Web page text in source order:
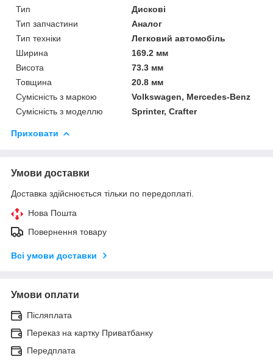
Тип
Дискові
Тип запчастини
Аналог
Тип техніки
Легковий автомобіль
Ширина
169.2 мм
Висота
73.3 мм
Товщина
20.8 мм
Сумісність з маркою
Volkswagen, Mercedes-Benz
Сумісність з моделлю
Sprinter, Crafter
Приховати
Умови доставки
Доставка здійснюється тільки по передоплаті.
Нова Пошта
Повернення товару
Всі умови доставки
Умови оплати
Післяплата
Переказ на картку Приватбанку
Передплата